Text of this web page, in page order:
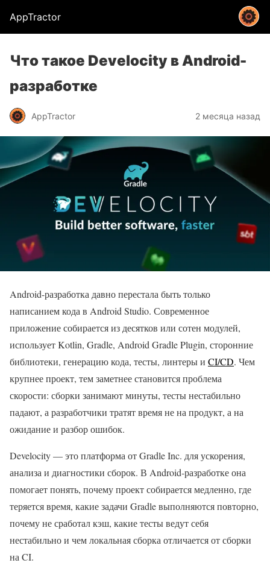
AppTractor
Что такое Develocity в Android-
разработке
AppTractor 2 месяца назад
Android-разработка давно перестала быть только
написанием кода в Android Studio. Современное
приложение собирается из десятков или сотен модулей,
использует Kotlin, Gradle, Android Gradle Plugin, сторонние
библиотеки, генерацию кода, тесты, линтеры и CI/CD. Чем
крупнее проект, тем заметнее становится проблема
скорости: сборки занимают минуты, тесты нестабильно
падают, а разработчики тратят время не на продукт, а на
ожидание и разбор ошибок.
Develocity — это платформа от Gradle Inc. для ускорения,
анализа и диагностики сборок. В Android-разработке она
помогает понять, почему проект собирается медленно, где
теряется время, какие задачи Gradle выполняются повторно,
почему не сработал кэш, какие тесты ведут себя
нестабильно и чем локальная сборка отличается от сборки
на CI.